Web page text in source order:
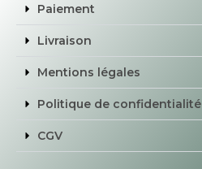
Paiement
Livraison
Mentions légales
Politique de confidentialité
CGV